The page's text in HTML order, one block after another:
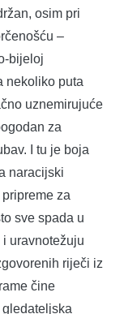
osim pri
–
bijeloj
nekoliko puta
uznemirujuće
za
I tu je boja
naracijski
za
sve spada u
uravnotežuju
riječi iz
čine